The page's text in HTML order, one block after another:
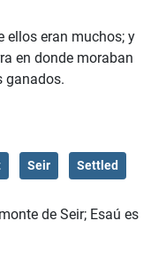
ellos eran muchos; y
en donde moraban
ganados.
Seir Settled
de Seir; Esaú es